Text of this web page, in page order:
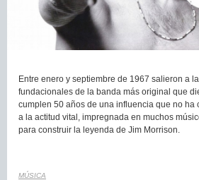
Entre enero y septiembre de 1967 salieron a
fundacionales de la banda más original que
cumplen 50 años de una influencia que no ha
a la actitud vital, impregnada en muchos
para construir la leyenda de Jim Morrison.
MÚSICA